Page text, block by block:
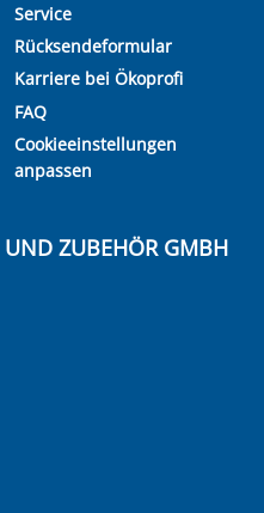
Service
Rücksendeformular
Karriere bei Ökoprofi
FAQ
Cookieeinstellungen
anpassen
UND ZUBEHÖR GMBH